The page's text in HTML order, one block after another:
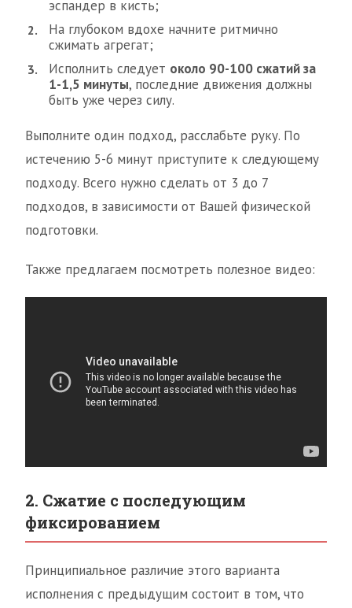
эспандер в кисть;
На глубоком вдохе начните ритмично
сжимать агрегат;
Исполнить следует около 90-100 сжатий за
1-1,5 минуты, последние движения должны
быть уже через силу.
Выполните один подход, расслабьте руку. По
истечению 5-6 минут приступите к следующему
подходу. Всего нужно сделать от 3 до 7
подходов, в зависимости от Вашей физической
подготовки.
Также предлагаем посмотреть полезное видео:
2. Сжатие с последующим
фиксированием
Принципиальное различие этого варианта
исполнения с предыдущим состоит в том, что